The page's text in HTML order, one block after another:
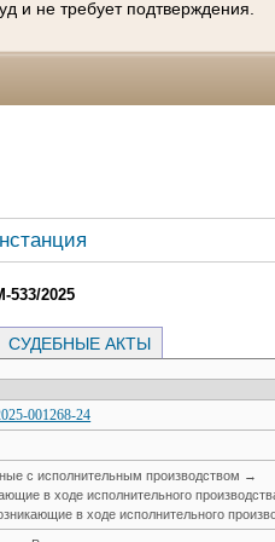
и не требует подтверждения.
533/2025
СУДЕБНЫЕ АКТЫ
001268-24
с исполнительным производством →
в ходе исполнительного
в ходе исполнительного